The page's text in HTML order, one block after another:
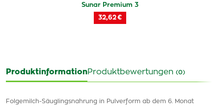
Sunar Premium 3
32,62 €
ProduktinformationProduktbewertungen (0)
Folgemilch-Säuglingsnahrung in Pulverform ab dem 6. Monat